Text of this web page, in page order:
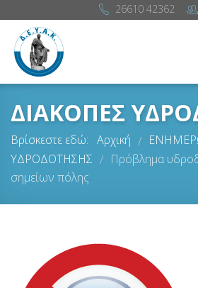
26610 42362
ΔΙΑΚΟΠΕΣ
Βρίσκεστε εδώ: Αρχική /
ΥΔΡΟΔΟΤΗΣΗΣ / Πρόβλημα
σημείων πόλης